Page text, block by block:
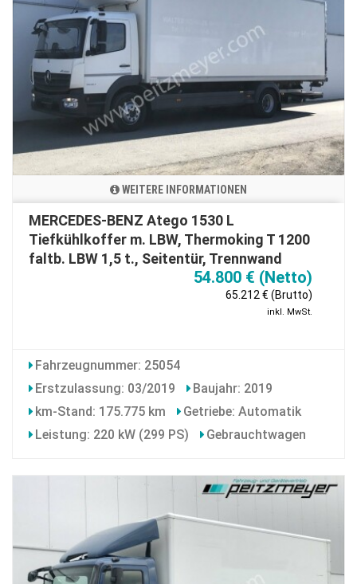
WEITERE INFORMATIONEN
MERCEDES-BENZ Atego 1530 L
Tiefkühlkoffer m. LBW, Thermoking T 1200
faltb. LBW 1,5 t., Seitentür, Trennwand
54.800 € (Netto)
65.212 € (Brutto)
inkl. MwSt.
Fahrzeugnummer: 25054
Erstzulassung: 03/2019
Baujahr: 2019
km-Stand: 175.775 km
Getriebe: Automatik
Leistung: 220 kW (299 PS)
Gebrauchtwagen